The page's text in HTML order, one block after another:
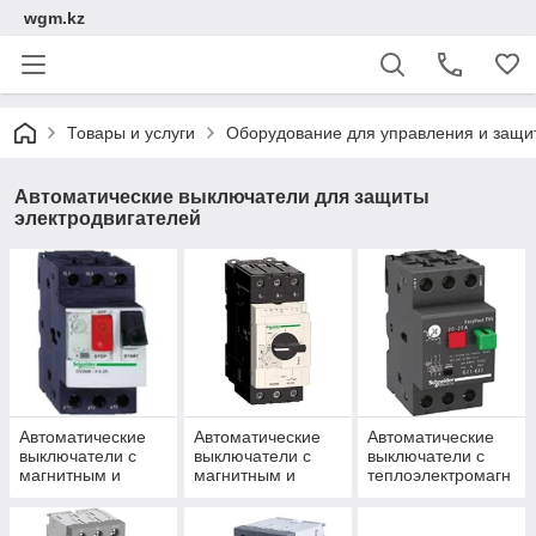
wgm.kz
Товары и услуги Оборудование для управления и
Автоматические выключатели для защиты
электродвигателей
Автоматические
выключатели с
магнитным и
расцепителем до
Автоматические
выключатели с
магнитным и
расцепителем до
Автоматические
выключатели с
теплоэлектромагн